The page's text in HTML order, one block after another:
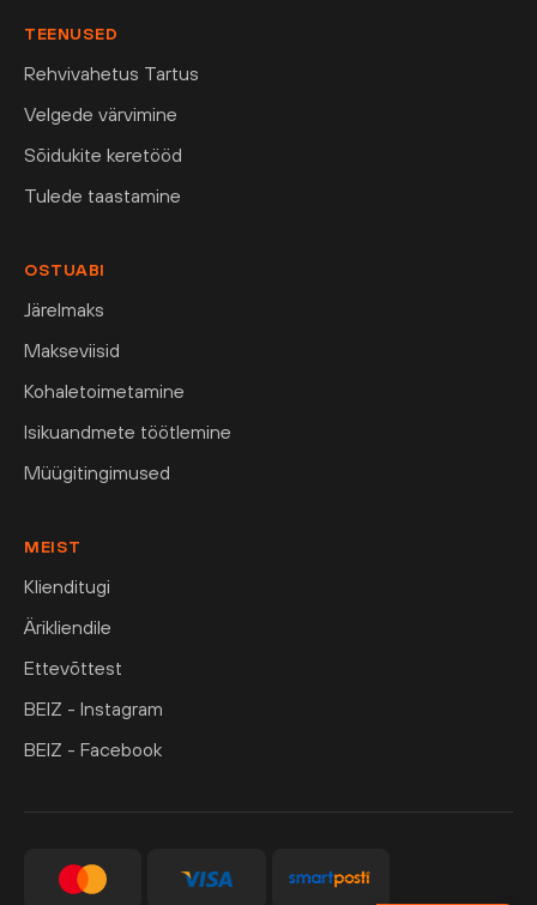
TEENUSED
Rehvivahetus Tartus
Velgede värvimine
Sõidukite keretööd
Tulede taastamine
OSTUABI
Järelmaks
Makseviisid
Kohaletoimetamine
Isikuandmete töötlemine
Müügitingimused
MEIST
Klienditugi
Ärikliendile
Ettevõttest
BEIZ - Instagram
BEIZ - Facebook